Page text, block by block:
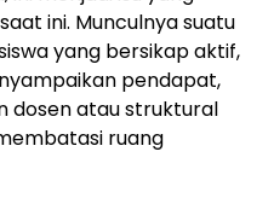
ini. Munculnya suatu
yang bersikap aktif,
pendapat,
dosen atau struktural
ruang